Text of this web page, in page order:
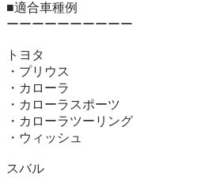
■適合車種例
ーーーーーーーーーー
トヨタ
・プリウス
・カローラ
・カローラスポーツ
・カローラツーリング
・ウィッシュ
スバル